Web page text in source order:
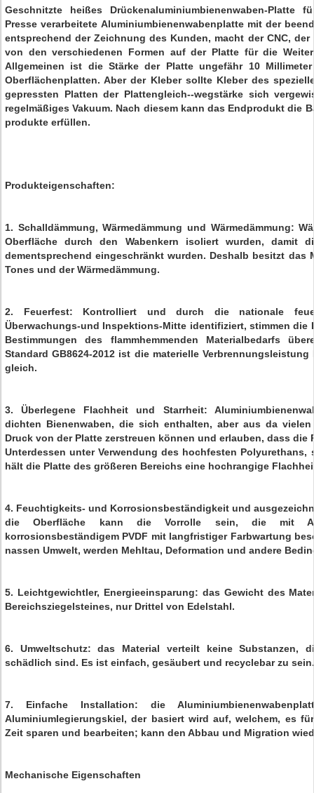
Geschnitzte heißes Drückenaluminiumbienenwaben-
Presse verarbeitete Aluminiumbienenwabenplatte mit der
entsprechend der Zeichnung des Kunden, macht der CNC,
von den verschiedenen Formen auf der Platte für die
Allgemeinen ist die Stärke der Platte ungefähr 10
Oberflächenplatten. Aber der Kleber sollte Kleber des
gepressten Platten der Plattengleich--wegstärke sich
regelmäßiges Vakuum. Nach diesem kann das Endprodukt die
produkte erfüllen.
Produkteigenschaften:
1. Schalldämmung, Wärmedämmung und Wärmedämmung:
Oberfläche durch den Wabenkern isoliert wurden, damit
dementsprechend eingeschränkt wurden. Deshalb besitzt das
Tones und der Wärmedämmung.
2. Feuerfest: Kontrolliert und durch die nationale
Überwachungs-und Inspektions-Mitte identifiziert, stimmen die
Bestimmungen des flammhemmenden Materialbedarfs
Standard GB8624-2012 ist die materielle Verbrennungsleistung
gleich.
3. Überlegene Flachheit und Starrheit:
dichten Bienenwaben, die sich enthalten, aber aus da
Druck von der Platte zerstreuen können und erlauben, dass
Unterdessen unter Verwendung des hochfesten
hält die Platte des größeren Bereichs eine hochrangige
4. Feuchtigkeits- und Korrosionsbeständigkeit und
die Oberfläche kann die Vorrolle sein, die mit
korrosionsbeständigem PVDF mit langfristiger Farbwartung
nassen Umwelt, werden Mehltau, Deformation und andere
5. Leichtgewichtler, Energieeinsparung: das Gewicht des
Bereichsziegelsteines, nur Drittel von Edelstahl.
6. Umweltschutz: das Material verteilt keine Substanzen,
schädlich sind. Es ist einfach, gesäubert und recyclebar zu sein.
7. Einfache Installation: die
Aluminiumlegierungskiel, der basiert wird auf, welchem, es
Zeit sparen und bearbeiten; kann den Abbau und Migration
Mechanische Eigenschaften